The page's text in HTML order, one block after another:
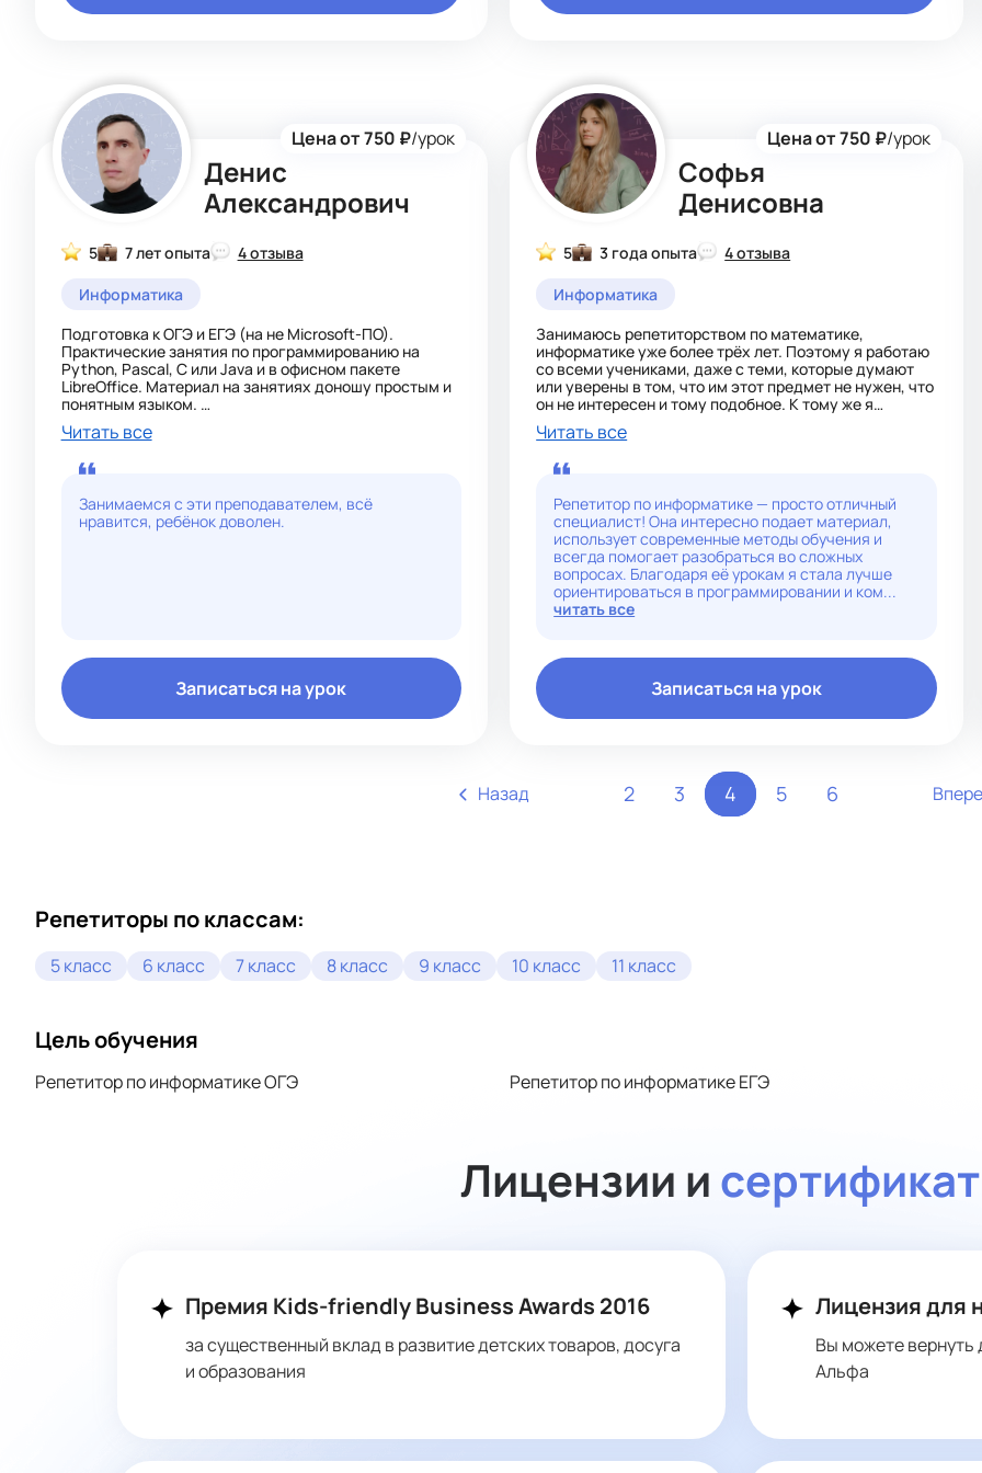
Денис
Александрович
Цена от 750 ₽/урок
5 7 лет опыта
4 отзыва
Информатика
Подготовка к ОГЭ и ЕГЭ (на не Microsoft-ПО).
Практические занятия по программированию на
Python, Pascal, C или Java и в офисном пакете
LibreOffice. Материал на занятиях доношу простым и
понятным языком.
Разрабатываю индивидуальные программы
обучения по выборочным темам.
Читать все
Занимаемся с эти преподавателем, всё
нравится, ребёнок доволен.
Записаться на урок
Софья
Денисовна
Цена от 750 ₽/урок
5 3 года опыта
4 отзыва
Информатика
Занимаюсь репетиторством по математике,
информатике уже более трёх лет. Поэтому я работаю
со всеми учениками, даже с теми, которые думают
или уверены в том, что им этот предмет не нужен, что
он не интересен и тому подобное. К тому же я
готовлю к ОГЭ и к олимпиадам. Готовлю ребят к
поступлению в определённые профилированные
туда, куда хотели и мечтали, остальные либо очень
Читать все
Репетитор по информатике — просто отличный
специалист! Она интересно подает материал,
использует современные методы обучения и
всегда помогает разобраться во сложных
вопросах. Благодаря её урокам я стала лучше
ориентироваться в программировании и ком...
читать все
Записаться на урок
Назад 2 3 4 5 6
Репетиторы по классам:
5 класс 6 класс 7 класс 8 класс 9 класс 10 класс 11 класс
Цель обучения
Репетитор по информатике ОГЭ Репетитор по информатике ЕГЭ
Лицензии и
Премия Kids-friendly Business Awards 2016
за существенный вклад в развитие детских товаров, досуга
и образования
Лицензия для
Вы можете вернуть
Альфа